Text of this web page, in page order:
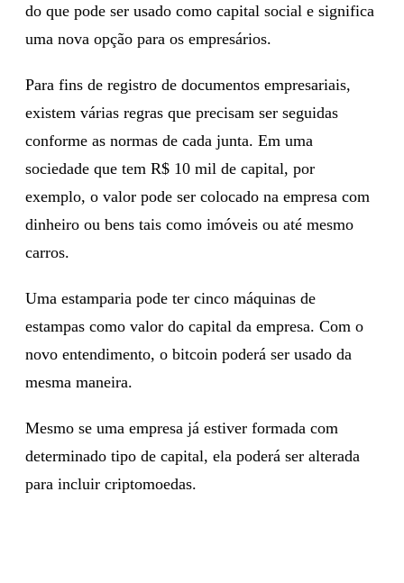
do que pode ser usado como capital social e significa
uma nova opção para os empresários.
Para fins de registro de documentos empresariais,
existem várias regras que precisam ser seguidas
conforme as normas de cada junta. Em uma
sociedade que tem R$ 10 mil de capital, por
exemplo, o valor pode ser colocado na empresa com
dinheiro ou bens tais como imóveis ou até mesmo
carros.
Uma estamparia pode ter cinco máquinas de
estampas como valor do capital da empresa. Com o
novo entendimento, o bitcoin poderá ser usado da
mesma maneira.
Mesmo se uma empresa já estiver formada com
determinado tipo de capital, ela poderá ser alterada
para incluir criptomoedas.